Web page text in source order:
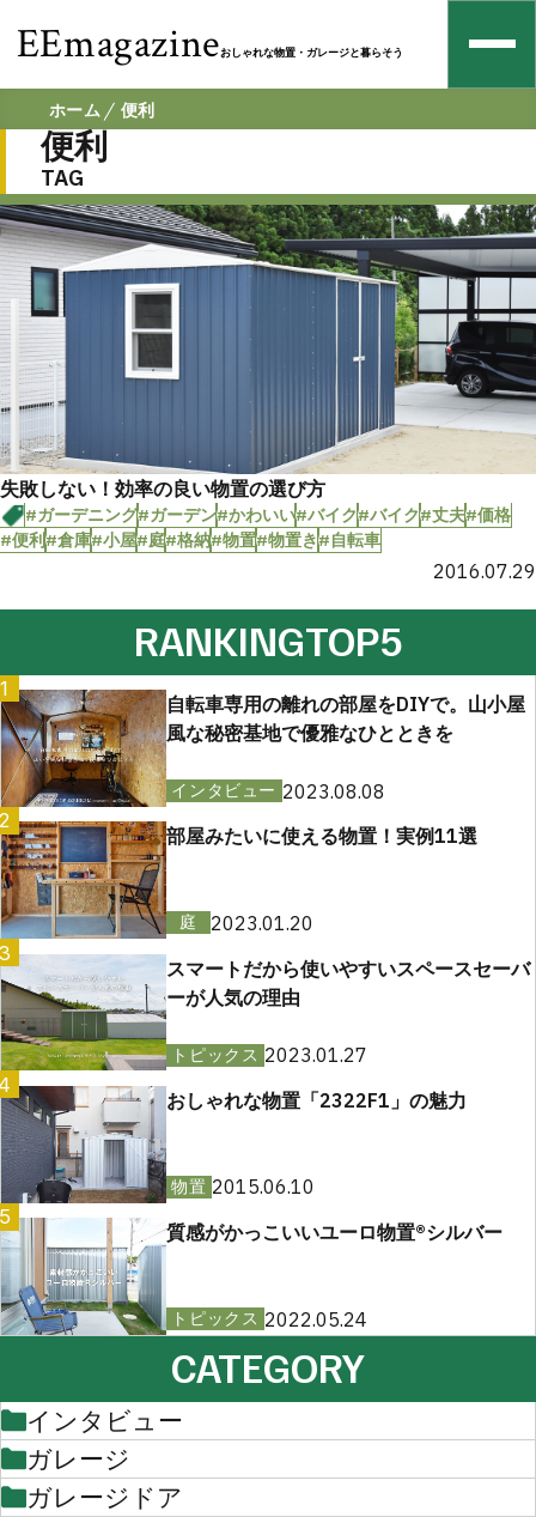
EEmagazineおしゃれな物置・ガレージと暮らそう
ホーム 便利
便利
TAG
失敗しない！効率の良い物置の選び方
#ガーデニング#ガーデン#かわいい#バイク#バイク#丈夫#価格
#便利#倉庫#小屋#庭#格納#物置#物置き#自転車
2016.07.29
RANKINGTOP5
1
自転車専用の離れの部屋をDIYで。山小屋
風な秘密基地で優雅なひとときを
インタビュー 2023.08.08
2
部屋みたいに使える物置！実例11選
庭
2023.01.20
スマートだから使いやすいスペースセーバ
ーが人気の理由
トピックス 2023.01.27
おしゃれな物置「2322F1」の魅力
物置 2015.06.10
質感がかっこいいユーロ物置®︎シルバー
トピックス 2022.05.24
CATEGORY
インタビュー
ガレージ
ガレージドア